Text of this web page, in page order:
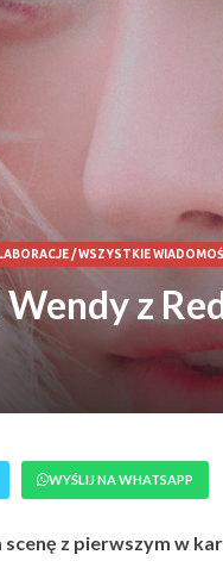
/WSZYSTKIE
z
WYŚLIJ NA WHATSAPP
z pierwszym w